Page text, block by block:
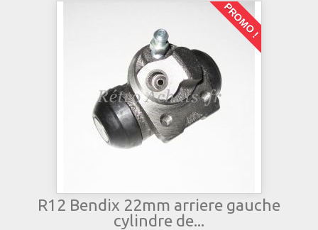
PROMO !
R12 Bendix 22mm arriere gauche
cylindre de...